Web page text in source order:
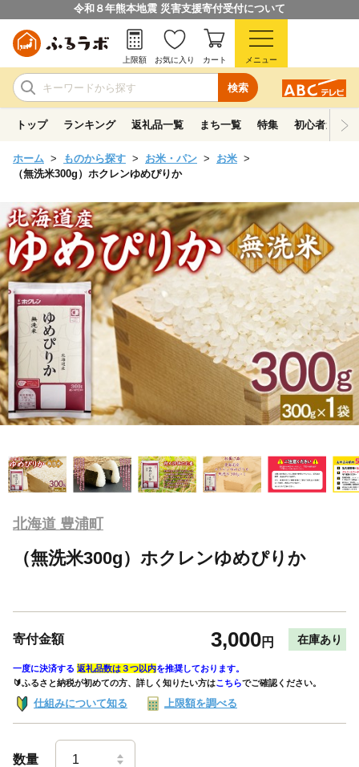
令和８年熊本地震 災害支援寄付受付について
検索
上限額 お気に入り カート メニュー
トップ ランキング 返礼品一覧 まち一覧 特集 初心者ガイド
ホーム ものから探す お米・パン
お米
（無洗米300g）ホクレンゆめぴりか
北海道 豊浦町
（無洗米300g）ホクレンゆめぴりか
寄付金額 3,000円 在庫あり
一度に決済する 返礼品数は３つ以内を推奨しております。
🔰ふるさと納税が初めての方、詳しく知りたい方はこちらでご確認ください。
仕組みについて知る 上限額を調べる
数量